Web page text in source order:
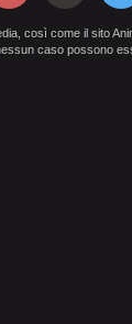
così come il sito
caso possono